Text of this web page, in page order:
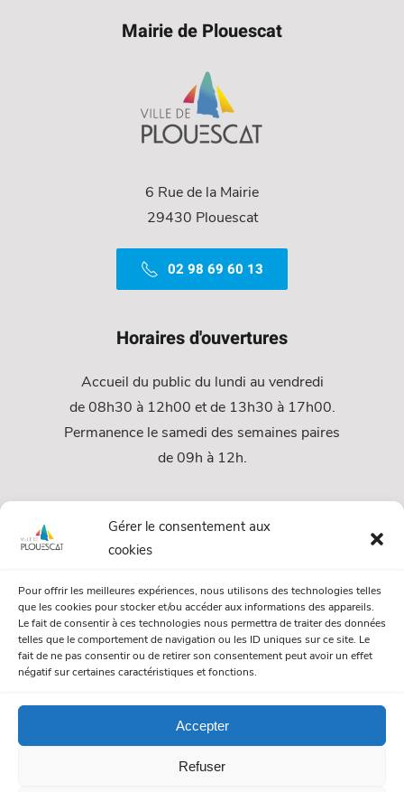
Gérer le consentement aux
cookies
Pour offrir les meilleures expériences, nous utilisons des technologies telles
que les cookies pour stocker et/ou accéder aux informations des appareils.
Le fait de consentir à ces technologies nous permettra de traiter des données
telles que le comportement de navigation ou les ID uniques sur ce site. Le
fait de ne pas consentir ou de retirer son consentement peut avoir un effet
négatif sur certaines caractéristiques et fonctions.
Accepter
Refuser
Mairie de Plouescat
6 Rue de la Mairie
29430 Plouescat
02 98 69 60 13
Horaires d'ouvertures
Accueil du public du lundi au vendredi
de 08h30 à 12h00 et de 13h30 à 17h00.
Permanence le samedi des semaines paires
de 09h à 12h.
Services
Urbanisme
Papiers et citoyenneté
Numéros Utiles
© Mairie de Plouescat. Tous droits réservés. /Mentions légales
Politique de gestion des cookies/Politique de confidentialité